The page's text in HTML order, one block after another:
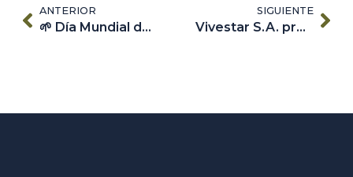
ANTERIOR
🌱 Día Mundial del Medioambiente 🌍
SIGUIENTE
Vivestar S.A. presente en la H2 | HYDROGEN EXPO South America 2025 – Río de Janeiro🌱 🇧🇷